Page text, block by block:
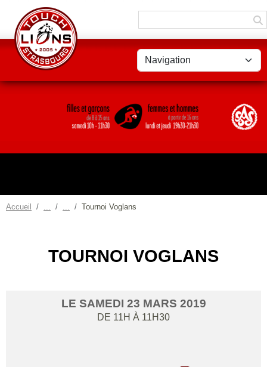
Accueil Tournoi Voglans
TOURNOI VOGLANS
LE SAMEDI 23 MARS 2019
DE 11H À 11H30
Panneau de gestion des cookies